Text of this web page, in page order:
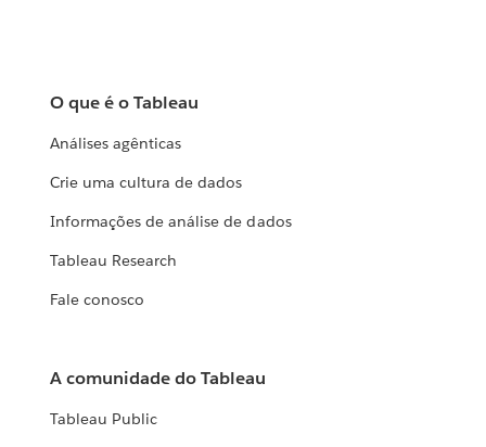
O que é o Tableau
Análises agênticas
Crie uma cultura de dados
Informações de análise de dados
Tableau Research
Fale conosco
A comunidade do Tableau
Tableau Public